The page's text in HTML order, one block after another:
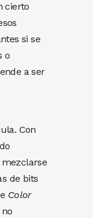
cierto
si se
o
a ser
Con
de bits
Color